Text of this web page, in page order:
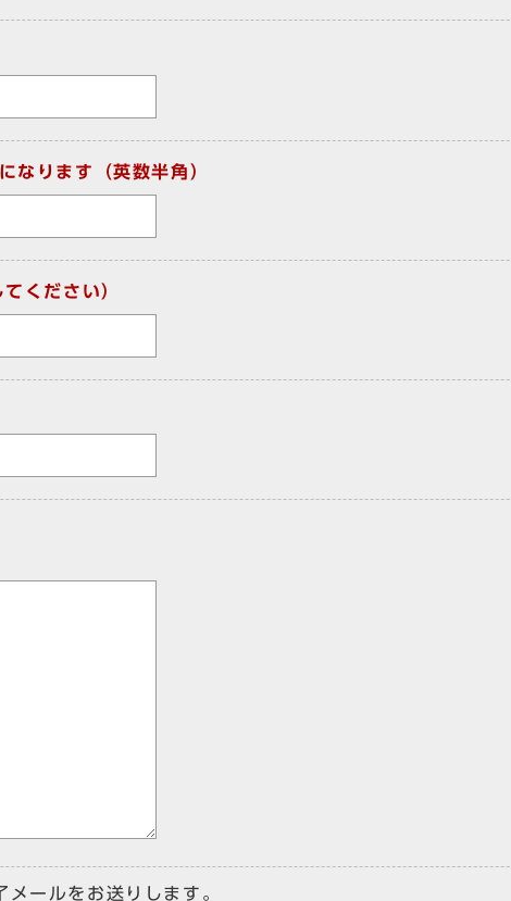
なります（英数半角）
ください）
ールをお送りします。